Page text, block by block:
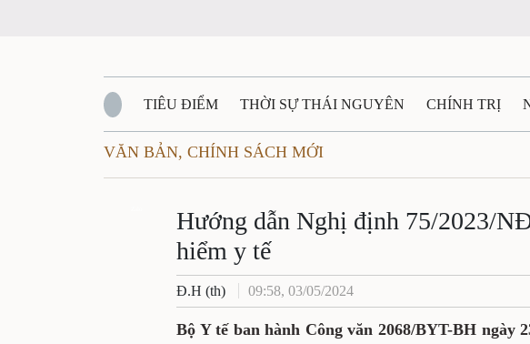
TIÊU ĐIỂM THỜI SỰ THÁI NGUYÊN CHÍNH TRỊ
QUỐC PHÒNG - AN NINH BẠN ĐỌC
QUÊ HƯƠNG - ĐẤT NƯỚC QUỐC TẾ TÀI NGUYÊN -
VĂN BẢN, CHÍNH SÁCH MỚI
VĂN BẢN, CHÍNH SÁCH MỚI
Hướng dẫn Nghị định 75/
sách bảo hiểm y tế
Đ.H (th) 09:58, 03/05/2024
Bộ Y tế ban hành Công văn 2068/BYT-